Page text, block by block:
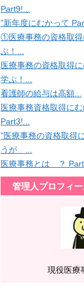
Part9!...
”新年度にむかって
①医療事務の資格取
ぶ！...
医療事務の資格取得
学ぶ！...
看護師の給与は高額...
医療事務資格取得に
Part3!...
”医療事務の資格取
うが ...
医療事務とは ？
管理人プロフィ
現役医療